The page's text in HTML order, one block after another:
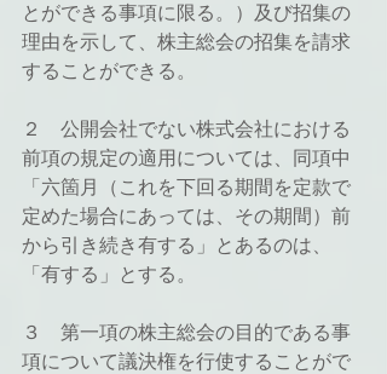
とができる事項に限る。）及び招集の
理由を示して、株主総会の招集を請求
することができる。
２　公開会社でない株式会社における
前項の規定の適用については、同項中
「六箇月（これを下回る期間を定款で
定めた場合にあっては、その期間）前
から引き続き有する」とあるのは、
「有する」とする。
３　第一項の株主総会の目的である事
項について議決権を行使することがで